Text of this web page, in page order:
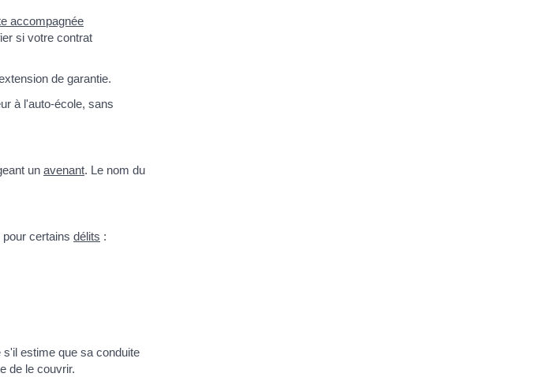
accompagnée
si votre contrat
de garantie.
à l'auto-école, sans
un avenant. Le nom du
certains délits :
estime que sa conduite
de le couvrir.